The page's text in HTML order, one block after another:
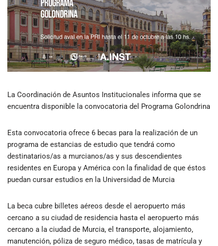
La Coordinación de Asuntos Institucionales informa que se
encuentra disponible la convocatoria del Programa Golondrina
Esta convocatoria ofrece 6 becas para la realización de un
programa de estancias de estudio que tendrá como
destinatarios/as a murcianos/as y sus descendientes
residentes en Europa y América con la finalidad de que éstos
puedan cursar estudios en la Universidad de Murcia
La beca cubre billetes aéreos desde el aeropuerto más
cercano a su ciudad de residencia hasta el aeropuerto más
cercano a la ciudad de Murcia, el transporte, alojamiento,
manutención, póliza de seguro médico, tasas de matrícula y